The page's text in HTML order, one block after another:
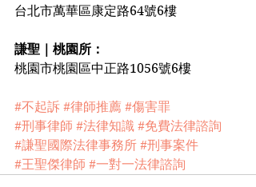
台北市萬華區康定路64號6樓
謙聖｜桃園所：
桃園市桃園區中正路1056號6樓
#不起訴 #律師推薦 #傷害罪
#刑事律師 #法律知識 #免費法律諮詢
#謙聖國際法律事務所 #刑事案件
#王聖傑律師 #一對一法律諮詢